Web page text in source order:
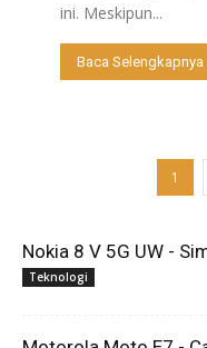
ini. Meskipun...
Baca Selengkapnya
1
Nokia 8 V 5G UW -
Teknologi